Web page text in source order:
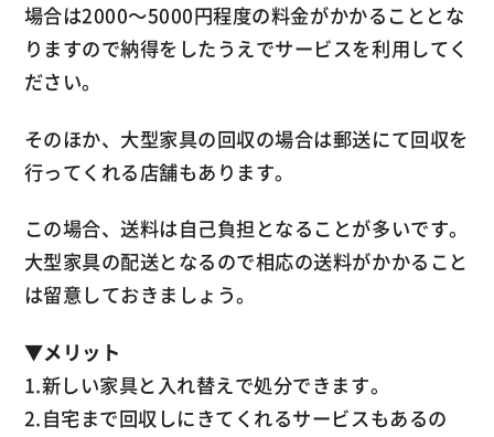
場合は2000～5000円程度の料金がかかることとな
りますので納得をしたうえでサービスを利用してく
ださい。
そのほか、大型家具の回収の場合は郵送にて回収を
行ってくれる店舗もあります。
この場合、送料は自己負担となることが多いです。
大型家具の配送となるので相応の送料がかかること
は留意しておきましょう。
▼メリット
1.新しい家具と入れ替えで処分できます。
2.自宅まで回収しにきてくれるサービスもあるの